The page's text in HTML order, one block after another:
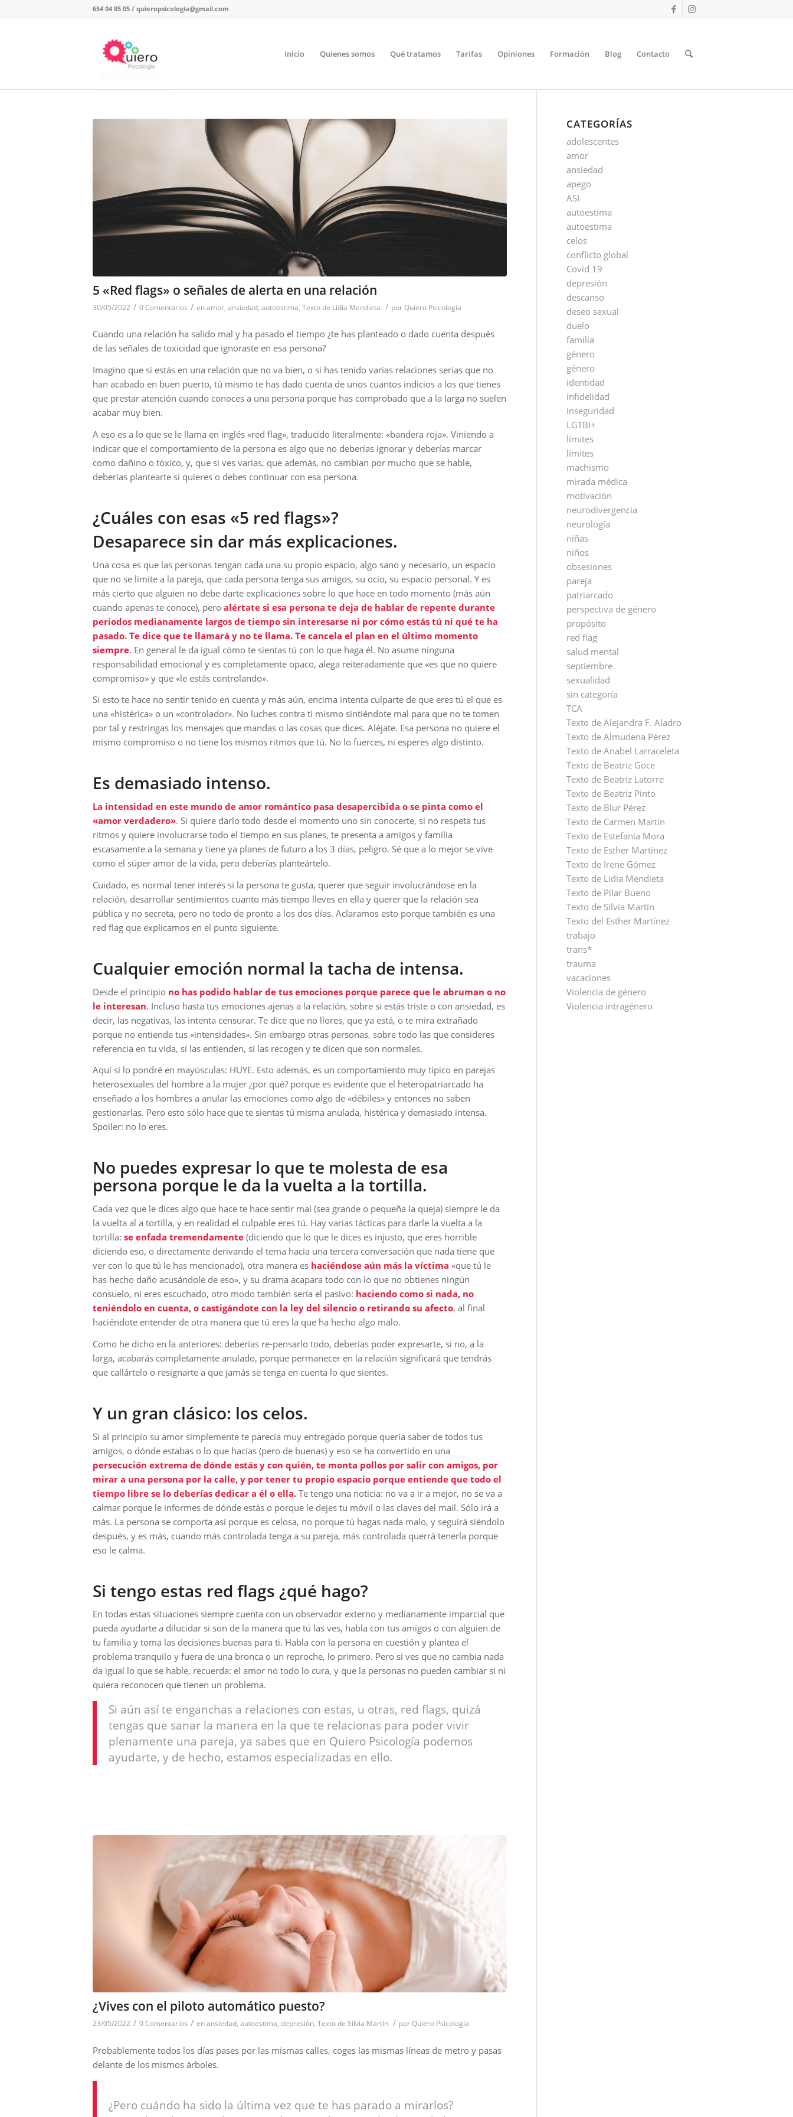
654 04 85 05 / quieropsicologia@gmail.com
Inicio Quienes somos Qué tratamos Tarifas Opiniones Formación Blog Contacto
5 «Red flags» o señales de alerta en una relación
30/05/2022 / 0 Comentarios / enamor, ansiedad, autoestima, Texto de Lidia Mendieta / porQuiero Psicología
Cuando una relación ha salido mal y ha pasado el tiempo ¿te has planteado o dado cuenta después
de las señales de toxicidad que ignoraste en esa persona?
Imagino que si estás en una relación que no va bien, o si has tenido varias relaciones serias que no
han acabado en buen puerto, tú mismo te has dado cuenta de unos cuantos indicios a los que tienes
que prestar atención cuando conoces a una persona porque has comprobado que a la larga no suelen
acabar muy bien.
A eso es a lo que se le llama en inglés «red flag», traducido literalmente: «bandera roja». Viniendo a
indicar que el comportamiento de la persona es algo que no deberías ignorar y deberías marcar
como dañino o tóxico, y, que si ves varias, que además, no cambian por mucho que se hable,
deberías plantearte si quieres o debes continuar con esa persona.
¿Cuáles con esas «5 red flags»?
Desaparece sin dar más explicaciones.
Una cosa es que las personas tengan cada una su propio espacio, algo sano y necesario, un espacio
que no se limite a la pareja, que cada persona tenga sus amigos, su ocio, su espacio personal. Y es
más cierto que alguien no debe darte explicaciones sobre lo que hace en todo momento (más aún
cuando apenas te conoce), pero alértate si esa persona te deja de hablar de repente durante
periodos medianamente largos de tiempo sin interesarse ni por cómo estás tú ni qué te ha
pasado. Te dice que te llamará y no te llama. Te cancela el plan en el último momento
siempre. En general le da igual cómo te sientas tú con lo que haga él. No asume ninguna
responsabilidad emocional y es completamente opaco, alega reiteradamente que «es que no quiere
compromiso» y que «le estás controlando».
Si esto te hace no sentir tenido en cuenta y más aún, encima intenta culparte de que eres tú el que es
una «histérica» o un «controlador». No luches contra ti mismo sintiéndote mal para que no te tomen
por tal y restringas los mensajes que mandas o las cosas que dices. Aléjate. Esa persona no quiere el
mismo compromiso o no tiene los mismos ritmos que tú. No lo fuerces, ni esperes algo distinto.
Es demasiado intenso.
La intensidad en este mundo de amor romántico pasa desapercibida o se pinta como el
«amor verdadero». Si quiere darlo todo desde el momento uno sin conocerte, si no respeta tus
ritmos y quiere involucrarse todo el tiempo en sus planes, te presenta a amigos y familia
escasamente a la semana y tiene ya planes de futuro a los 3 días, peligro. Sé que a lo mejor se vive
como el súper amor de la vida, pero deberías planteártelo.
Cuidado, es normal tener interés si la persona te gusta, querer que seguir involucrándose en la
relación, desarrollar sentimientos cuanto más tiempo lleves en ella y querer que la relación sea
pública y no secreta, pero no todo de pronto a los dos días. Aclaramos esto porque también es una
red flag que explicamos en el punto siguiente.
Cualquier emoción normal la tacha de intensa.
Desde el principio no has podido hablar de tus emociones porque parece que le abruman o no
le interesan. Incluso hasta tus emociones ajenas a la relación, sobre si estás triste o con ansiedad, es
decir, las negativas, las intenta censurar. Te dice que no llores, que ya está, o te mira extrañado
porque no entiende tus «intensidades». Sin embargo otras personas, sobre todo las que consideres
referencia en tu vida, sí las entienden, sí las recogen y te dicen que son normales.
Aquí sí lo pondré en mayúsculas: HUYE. Esto además, es un comportamiento muy típico en parejas
heterosexuales del hombre a la mujer ¿por qué? porque es evidente que el heteropatriarcado ha
enseñado a los hombres a anular las emociones como algo de «débiles» y entonces no saben
gestionarlas. Pero esto sólo hace que te sientas tú misma anulada, histérica y demasiado intensa.
Spoiler: no lo eres.
No puedes expresar lo que te molesta de esa
persona porque le da la vuelta a la tortilla.
Cada vez que le dices algo que hace te hace sentir mal (sea grande o pequeña la queja) siempre le da
la vuelta al a tortilla, y en realidad el culpable eres tú. Hay varias tácticas para darle la vuelta a la
tortilla: se enfada tremendamente (diciendo que lo que le dices es injusto, que eres horrible
diciendo eso, o directamente derivando el tema hacia una tercera conversación que nada tiene que
ver con lo que tú le has mencionado), otra manera es haciéndose aún más la víctima «que tú le
has hecho daño acusándole de eso», y su drama acapara todo con lo que no obtienes ningún
consuelo, ni eres escuchado, otro modo también sería el pasivo: haciendo como si nada, no
teniéndolo en cuenta, o castigándote con la ley del silencio o retirando su afecto, al final
haciéndote entender de otra manera que tú eres la que ha hecho algo malo.
Como he dicho en la anteriores: deberías re-pensarlo todo, deberías poder expresarte, si no, a la
larga, acabarás completamente anulado, porque permanecer en la relación significará que tendrás
que callártelo o resignarte a que jamás se tenga en cuenta lo que sientes.
Y un gran clásico: los celos.
Si al principio su amor simplemente te parecía muy entregado porque quería saber de todos tus
amigos, o dónde estabas o lo que hacías (pero de buenas) y eso se ha convertido en una
persecución extrema de dónde estás y con quién, te monta pollos por salir con amigos, por
mirar a una persona por la calle, y por tener tu propio espacio porque entiende que todo el
tiempo libre se lo deberías dedicar a él o ella. Te tengo una noticia: no va a ir a mejor, no se va a
calmar porque le informes de dónde estás o porque le dejes tu móvil o las claves del mail. Sólo irá a
más. La persona se comporta así porque es celosa, no porque tú hagas nada malo, y seguirá siéndolo
después, y es más, cuando más controlada tenga a su pareja, más controlada querrá tenerla porque
eso le calma.
Si tengo estas red flags ¿qué hago?
En todas estas situaciones siempre cuenta con un observador externo y medianamente imparcial que
pueda ayudarte a dilucidar si son de la manera que tú las ves, habla con tus amigos o con alguien de
tu familia y toma las decisiones buenas para ti. Habla con la persona en cuestión y plantea el
problema tranquilo y fuera de una bronca o un reproche, lo primero. Pero si ves que no cambia nada
da igual lo que se hable, recuerda: el amor no todo lo cura, y que la personas no pueden cambiar si ni
quiera reconocen que tienen un problema.
Si aún así te enganchas a relaciones con estas, u otras, red flags, quizá
tengas que sanar la manera en la que te relacionas para poder vivir
plenamente una pareja, ya sabes que en Quiero Psicología podemos
ayudarte, y de hecho, estamos especializadas en ello.
¿Vives con el piloto automático puesto?
23/05/2022 / 0 Comentarios / enansiedad, autoestima, depresión, Texto de Silvia Martín / porQuiero Psicología
Probablemente todos los días pases por las mismas calles, coges las mismas líneas de metro y pasas
delante de los mismos árboles.
¿Pero cuándo ha sido la última vez que te has parado a mirarlos?
CATEGORÍAS
adolescentes
amor
ansiedad
apego
ASI
autoestima
autoestima
celos
conflicto global
Covid 19
depresión
descanso
deseo sexual
duelo
familia
género
género
identidad
infidelidad
inseguridad
LGTBI+
límites
límites
machismo
mirada médica
motivación
neurodivergencia
neurología
niñas
niños
obsesiones
pareja
patriarcado
perspectiva de género
propósito
red flag
salud mental
septiembre
sexualidad
sin categoría
TCA
Texto de Alejandra F. Aladro
Texto de Almudena Pérez
Texto de Anabel Larraceleta
Texto de Beatriz Goce
Texto de Beatriz Latorre
Texto de Beatriz Pinto
Texto de Blur Pérez
Texto de Carmen Martín
Texto de Estefanía Mora
Texto de Esther Martínez
Texto de Irene Gómez
Texto de Lidia Mendieta
Texto de Pilar Bueno
Texto de Silvia Martín
Texto del Esther Martínez
trabajo
trans*
trauma
vacaciones
Violencia de género
Violencia intragénero